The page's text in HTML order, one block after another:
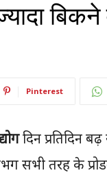
बिकने
Pinterest
दिन प्रतिदिन
सभी तरह के